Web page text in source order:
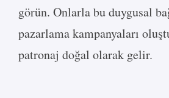
görün. Onlarla bu duygusal
pazarlama kampanyaları
patronaj doğal olarak gelir.